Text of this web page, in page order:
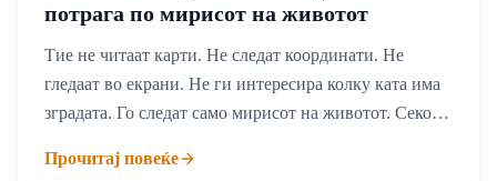
потрага по мирисот на животот
Тие не читаат карти. Не следат координати. Не
гледаат во екрани. Не ги интересира колку ката има
зградата. Го следат само мирисот на животот. Секое
стотиците тони бетон сè уште чука срце на
Прочитај повеќе